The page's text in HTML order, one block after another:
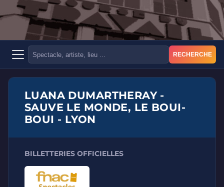
RECHERCHE
LUANA DUMARTHERAY -
SAUVE LE MONDE, LE BOUI-
BOUI - LYON
BILLETTERIES OFFICIELLES